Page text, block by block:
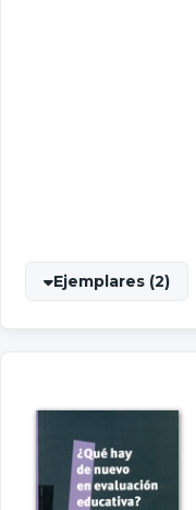
Ejemplares (2)